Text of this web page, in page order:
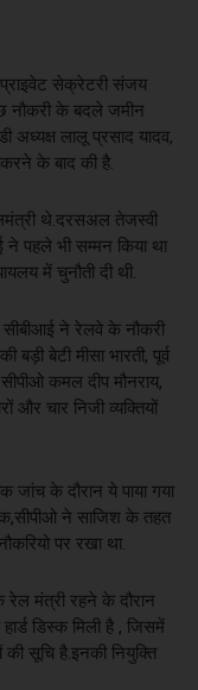
सेक्रेटरी संजय
नौकरी के बदले जमीन
अध्यक्ष लालू प्रसाद यादव,
करने के बाद की है.
थे.दरसअल तेजस्वी
पहले भी सम्मन किया था
में चुनौती दी थी.
ने रेलवे के नौकरी
बेटी मीसा भारती, पूर्व
कमल दीप मौनराय,
और चार निजी व्यक्तियों
जांच के दौरान ये पाया गया
ने साजिश के तहत
पर रखा था.
रेल मंत्री रहने के दौरान
डिस्क मिली है , जिसमें
सूचि है.इनकी नियुक्ति